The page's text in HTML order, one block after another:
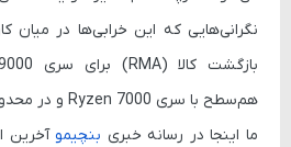
نگرانی‌هایی که این خرابی‌ها در میان
هم‌سطح با سری Ryzen 7000 و در محدوده مورد انتظار باقی مانده.
ما اینجا در رسانه خبری بنچیمو آخرین